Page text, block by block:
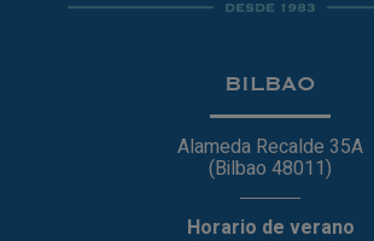
BILBAO
Alameda Recalde 35A
(Bilbao 48011)
Horario de verano